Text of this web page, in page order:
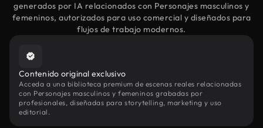
generados por IA relacionados con Personajes masculinos y
femeninos, autorizados para uso comercial y diseñados para
flujos de trabajo modernos.
Contenido original exclusivo
Acceda a una biblioteca premium de escenas reales relacionadas
con Personajes masculinos y femeninos grabadas por
profesionales, diseñadas para storytelling, marketing y uso
editorial.